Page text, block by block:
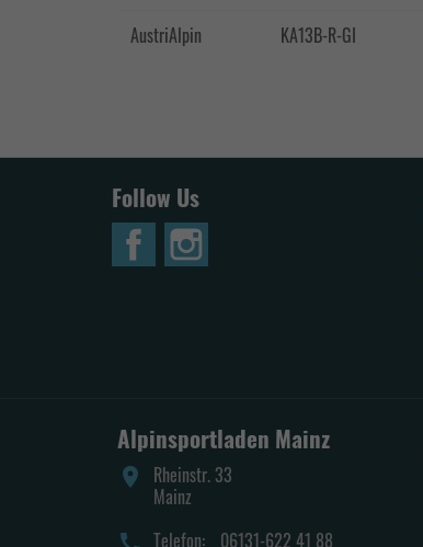
AustriAlpin
KA13B-R-GI
Follow Us
Alpinsportladen Mainz
place
Rheinstr. 33
Mainz
Telefon: 06131-622 41 88